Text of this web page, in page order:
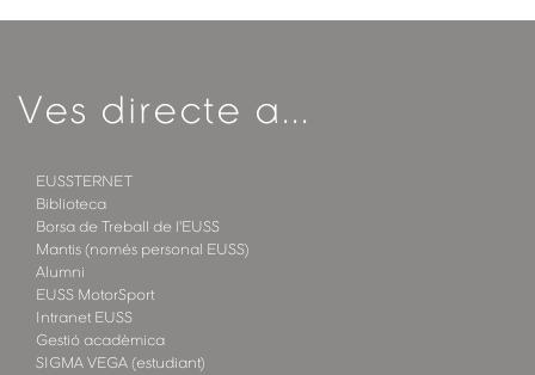
Ves directe a...
EUSSTERNET
Biblioteca
Borsa de Treball de l'EUSS
Mantis (només personal EUSS)
Alumni
EUSS MotorSport
Intranet EUSS
Gestió acadèmica
SIGMA VEGA (estudiant)